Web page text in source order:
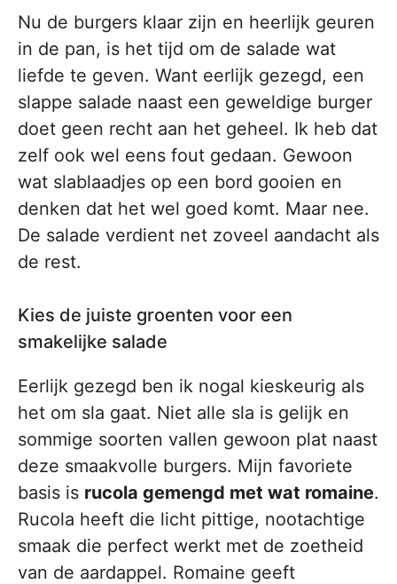
Nu de burgers klaar zijn en heerlijk geuren
in de pan, is het tijd om de salade wat
liefde te geven. Want eerlijk gezegd, een
slappe salade naast een geweldige burger
doet geen recht aan het geheel. Ik heb dat
zelf ook wel eens fout gedaan. Gewoon
wat slablaadjes op een bord gooien en
denken dat het wel goed komt. Maar nee.
De salade verdient net zoveel aandacht als
de rest.
Kies de juiste groenten voor een
smakelijke salade
Eerlijk gezegd ben ik nogal kieskeurig als
het om sla gaat. Niet alle sla is gelijk en
sommige soorten vallen gewoon plat naast
deze smaakvolle burgers. Mijn favoriete
basis is rucola gemengd met wat romaine.
Rucola heeft die licht pittige, nootachtige
smaak die perfect werkt met de zoetheid
van de aardappel. Romaine geeft